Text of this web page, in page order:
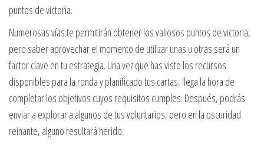
puntos de victoria.
Numerosas vías te permitirán obtener los valiosos puntos de victoria,
pero saber aprovechar el momento de utilizar unas u otras será un
factor clave en tu estrategia. Una vez que has visto los recursos
disponibles para la ronda y planificado tus cartas, llega la hora de
completar los objetivos cuyos requisitos cumples. Después, podrás
enviar a explorar a algunos de tus voluntarios, pero en la oscuridad
reinante, alguno resultará herido.